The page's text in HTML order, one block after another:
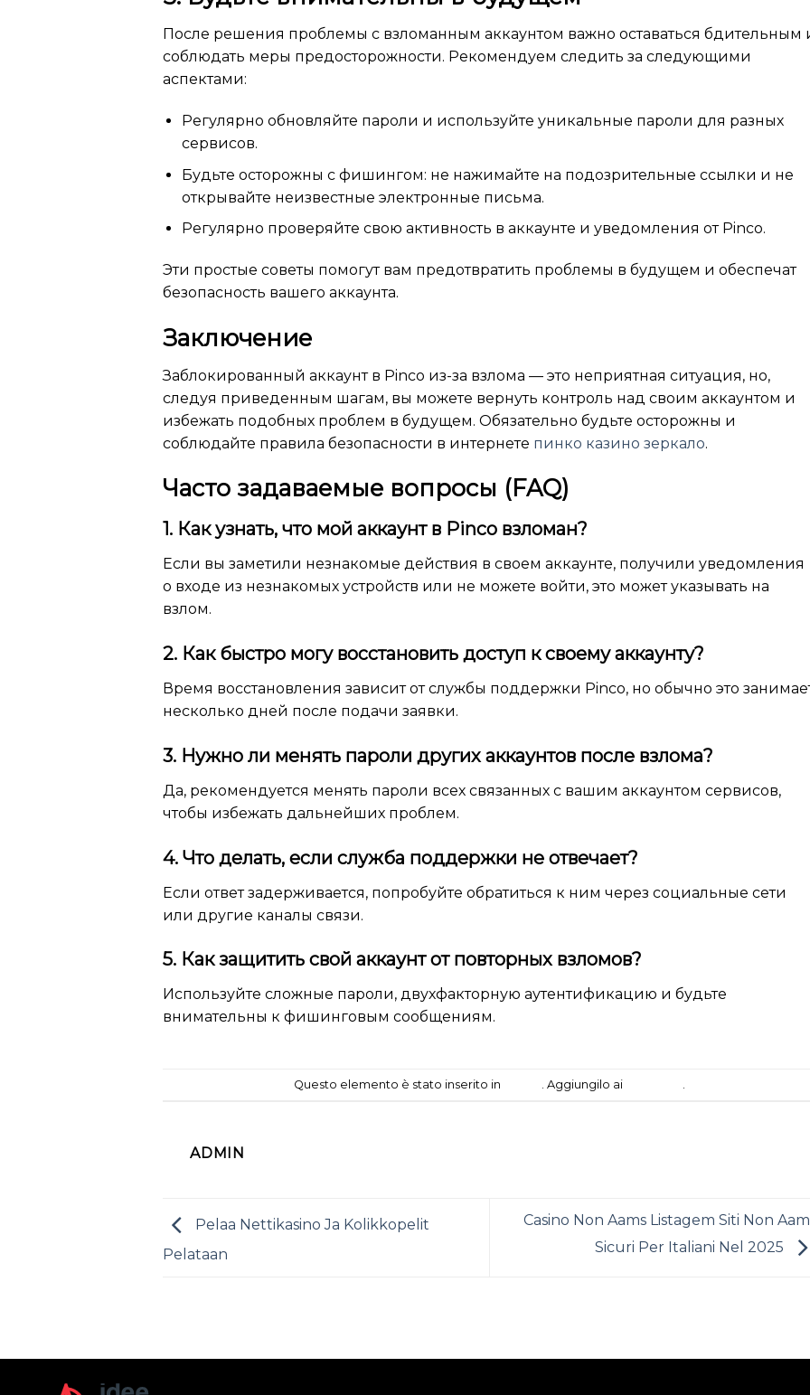
После решения проблемы с взломанным аккаунтом важно оставаться бдительным
соблюдать меры предосторожности. Рекомендуем следить за следующими
аспектами:
Регулярно обновляйте пароли и используйте уникальные пароли для разных
сервисов.
Будьте осторожны с фишингом: не нажимайте на подозрительные ссылки и не
открывайте неизвестные электронные письма.
Регулярно проверяйте свою активность в аккаунте и уведомления от Pinco.
Эти простые советы помогут вам предотвратить проблемы в будущем и обеспечат
безопасность вашего аккаунта.
Заключение
Заблокированный аккаунт в Pinco из-за взлома — это неприятная ситуация, но,
следуя приведенным шагам, вы можете вернуть контроль над своим аккаунтом и
избежать подобных проблем в будущем. Обязательно будьте осторожны и
соблюдайте правила безопасности в интернете пинко казино зеркало.
Часто задаваемые вопросы (FAQ)
1. Как узнать, что мой аккаунт в Pinco взломан?
Если вы заметили незнакомые действия в своем аккаунте, получили уведомления
о входе из незнакомых устройств или не можете войти, это может указывать на
взлом.
2. Как быстро могу восстановить доступ к своему аккаунту?
Время восстановления зависит от службы поддержки Pinco, но обычно это
несколько дней после подачи заявки.
3. Нужно ли менять пароли других аккаунтов после взлома?
Да, рекомендуется менять пароли всех связанных с вашим аккаунтом сервисов,
чтобы избежать дальнейших проблем.
4. Что делать, если служба поддержки не отвечает?
Если ответ задерживается, попробуйте обратиться к ним через социальные сети
или другие каналы связи.
5. Как защитить свой аккаунт от повторных взломов?
Используйте сложные пароли, двухфакторную аутентификацию и будьте
внимательны к фишинговым сообщениям.
Questo elemento è stato inserito in . Aggiungilo ai
ADMIN
Pelaa Nettikasino Ja Kolikkopelit
Pelataan
Casino Non Aams Listagem Siti Non
Sicuri Per Italiani Nel 2025